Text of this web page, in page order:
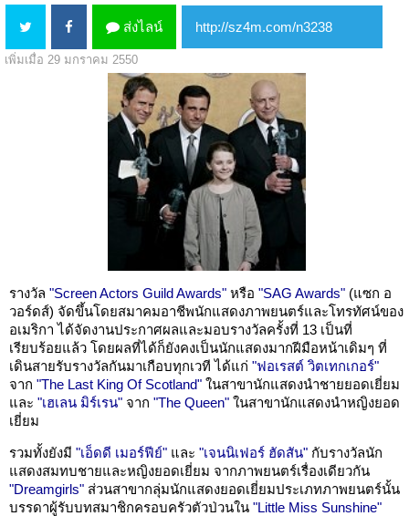
ส่งไลน์
เพิ่มเมื่อ 29 มกราคม 2550
รางวัล "Screen Actors Guild Awards" หรือ "SAG Awards" (แซก อ
วอร์ดส์) จัดขึ้นโดยสมาคมอาชีพนักแสดงภาพยนตร์และโทรทัศน์ของ
อเมริกา ได้จัดงานประกาศผลและมอบรางวัลครั้งที่ 13 เป็นที่
เรียบร้อยแล้ว โดยผลที่ได้ก็ยังคงเป็นนักแสดงมากฝีมือหน้าเดิมๆ ที่
เดินสายรับรางวัลกันมาเกือบทุกเวที ได้แก่ "ฟอเรสต์ วิตเทกเกอร์"
จาก "The Last King Of Scotland" ในสาขานักแสดงนำชายยอดเยี่ยม
และ "เฮเลน มิร์เรน" จาก "The Queen" ในสาขานักแสดงนำหญิงยอด
เยี่ยม
รวมทั้งยังมี "เอ็ดดี เมอร์ฟีย์" และ "เจนนิเฟอร์ ฮัดสัน" กับรางวัลนัก
แสดงสมทบชายและหญิงยอดเยี่ยม จากภาพยนตร์เรื่องเดียวกัน
"Dreamgirls" ส่วนสาขากลุ่มนักแสดงยอดเยี่ยมประเภทภาพยนตร์นั้น
บรรดาผู้รับบทสมาชิกครอบครัวตัวป่วนใน "Little Miss Sunshine"